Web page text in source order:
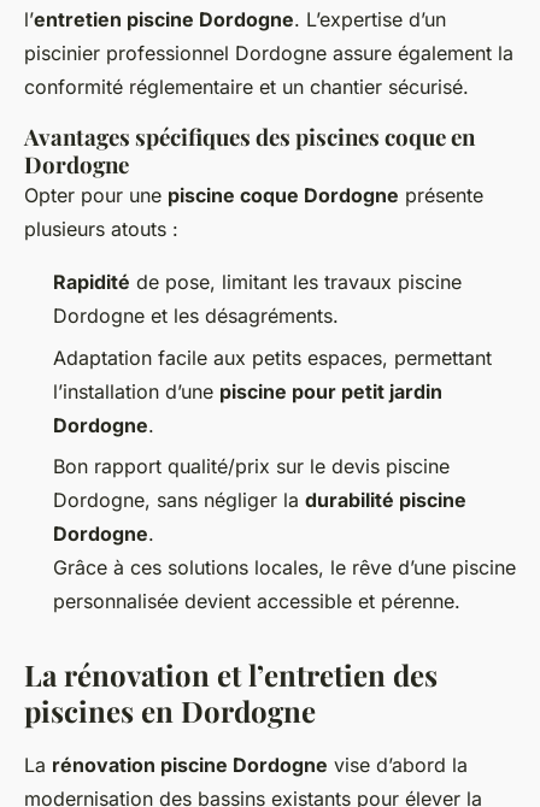
l’entretien piscine Dordogne. L’expertise d’un
piscinier professionnel Dordogne assure également la
conformité réglementaire et un chantier sécurisé.
Avantages spécifiques des piscines coque en
Dordogne
Opter pour une piscine coque Dordogne présente
plusieurs atouts :
Rapidité de pose, limitant les travaux piscine
Dordogne et les désagréments.
Adaptation facile aux petits espaces, permettant
l’installation d’une piscine pour petit jardin
Dordogne.
Bon rapport qualité/prix sur le devis piscine
Dordogne, sans négliger la durabilité piscine
Dordogne.
Grâce à ces solutions locales, le rêve d’une piscine
personnalisée devient accessible et pérenne.
La rénovation et l’entretien des
piscines en Dordogne
La rénovation piscine Dordogne vise d’abord la
modernisation des bassins existants pour élever la